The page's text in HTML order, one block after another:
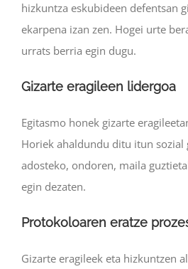
hizkuntza eskubideen defentsan
ekarpena izan zen. Hogei urte
urrats berria egin dugu.
Gizarte eragileen lidergoa
Egitasmo honek gizarte
Horiek ahaldundu ditu itun sozial
adosteko, ondoren, maila
egin dezaten.
Protokoloaren eratze
Gizarte eragileek eta hizkuntzen